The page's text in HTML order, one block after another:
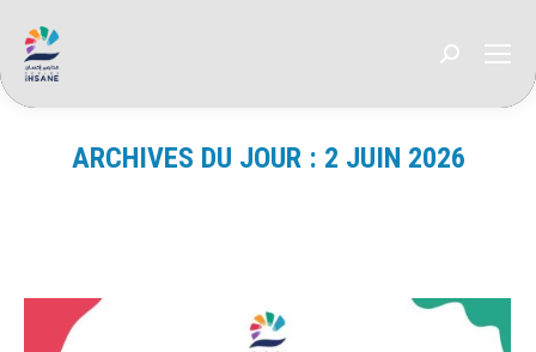
Recherche
ARCHIVES DU JOUR : 2 JUIN 2026